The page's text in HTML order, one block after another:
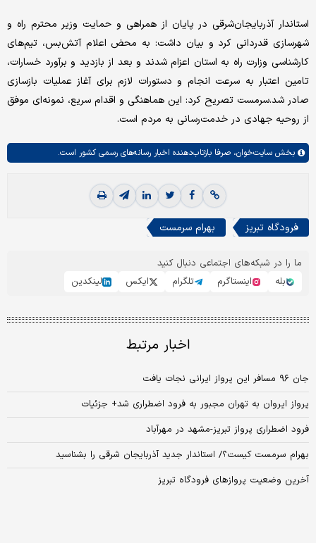
استاندار آذربایجان‌شرقی در پایان از همراهی و حمایت وزیر محترم راه و
شهرسازی قدردانی کرد و بیان داشت: به محض اعلام آتش‌بس، تیم‌های
کارشناسی وزارت راه به استان اعزام شدند و بعد از بازدید و برآورد خسارات،
تامین اعتبار به سرعت انجام و دستورات لازم برای آغاز عملیات بازسازی
صادر شد.سرمست تصریح کرد: این هماهنگی و اقدام سریع، نمونه‌ای موفق
از روحیه جهادی در خدمت‌رسانی به مردم است.
بخش سایت‌خوان، صرفا بازتاب‌دهنده اخبار رسانه‌های رسمی کشور است.
فرودگاه تبریز بهرام سرمست
ما را در شبکه‌های اجتماعی دنبال کنید
بله
اینستاگرم تلگرام ایکس لینکدین
اخبار مرتبط
جان ۹۶ مسافر این پرواز ایرانی نجات یافت
پرواز ایروان به تهران مجبور به فرود اضطراری شد+ جزئیات
فرود اضطراری پرواز تبریز-مشهد در مهرآباد
بهرام سرمست کیست؟/ استاندار جدید آذربایجان شرقی را بشناسید
آخرین وضعیت پروازهای فرودگاه تبریز